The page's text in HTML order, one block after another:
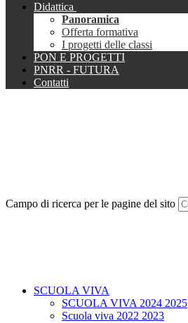
Didattica
Panoramica
Offerta formativa
I progetti delle classi
PON E PROGETTI
PNRR - FUTURA
Contatti
Campo di ricerca per le pagine del sito
SCUOLA VIVA
SCUOLA VIVA 2024 2025
Scuola viva 2022 2023